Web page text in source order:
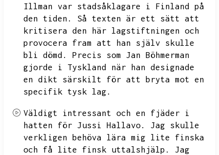
Illman var stadsåklagare i Finland på
den tiden.
Så texten är ett sätt att
kritisera den här lagstiftningen och
provocera fram att han själv skulle
bli dömd.
Precis som Jan Böhmerman
gjorde i Tyskland när han designade
en dikt särskilt för att bryta mot en
specifik tysk lag.
Väldigt intressant och en fjäder i
hatten för Jussi Hallavo.
Jag skulle
verkligen behöva lära mig lite finska
och få lite finsk uttalshjälp.
Jag